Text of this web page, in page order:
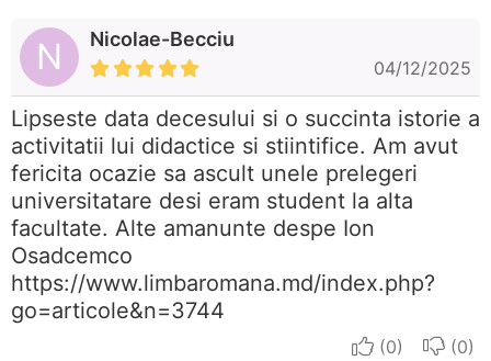
N Nicolae-Becciu
04/12/2025
Lipseste data decesului si o succinta istorie a
activitatii lui didactice si stiintifice. Am avut
fericita ocazie sa ascult unele prelegeri
universitatare desi eram student la alta
facultate. Alte amanunte despe Ion
Osadcemco
https://www.limbaromana.md/index.php?
go=articole&n=3744
I apreciate
I